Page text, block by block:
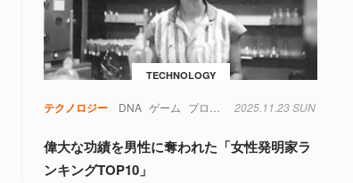
TECHNOLOGY
テクノロジー DNA ゲーム プログラミング ボードゲーム
2025.11.23 SUN
偉大な功績を男性に奪われた「女性発明家ラ
ンキングTOP10」